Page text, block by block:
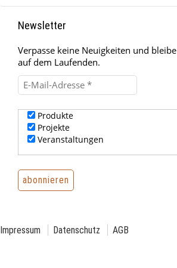
Newsletter
Verpasse keine Neuigkeiten und bleibe
auf dem Laufenden.
Produkte
Projekte
Veranstaltungen
Impressum Datenschutz AGB